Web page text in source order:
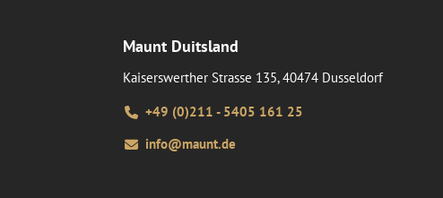
Maunt Duitsland
Kaiserswerther Strasse 135, 40474 Dusseldorf
+49 (0)211 - 5405 161 25
info@maunt.de